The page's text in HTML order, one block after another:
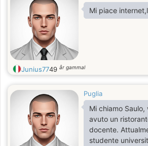
Mi piace
Junius7749 år gammal
Puglia
Mi chiamo Saulo,
avuto un
docente.
studente